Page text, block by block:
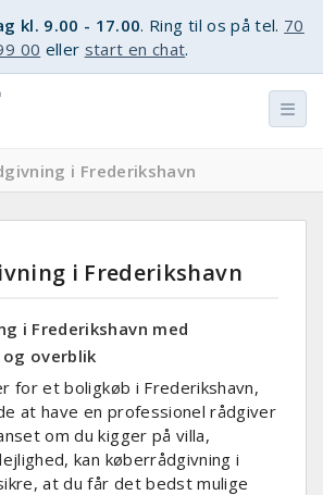
kl. 9.00 - 17.00. Ring til os på tel. 70
00 eller start en chat.
i Frederikshavn
i Frederikshavn
i Frederikshavn med
overblik
for et boligkøb i Frederikshavn,
at have en professionel rådgiver
om du kigger på villa,
kan køberrådgivning i
at du får det bedst mulige